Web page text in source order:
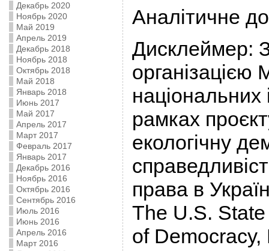
Декабрь 2020
Ноябрь 2020
Май 2019
Апрель 2019
Декабрь 2018
Ноябрь 2018
Октябрь 2018
Май 2018
Январь 2018
Июнь 2017
Май 2017
Апрель 2017
Март 2017
Февраль 2017
Январь 2017
Декабрь 2016
Ноябрь 2016
Октябрь 2016
Сентябрь 2016
Июль 2016
Июнь 2016
Апрель 2016
Март 2016
Аналітичне
Дисклеймер:
організацією
рамках
екологічну
права в
The U.S.
of